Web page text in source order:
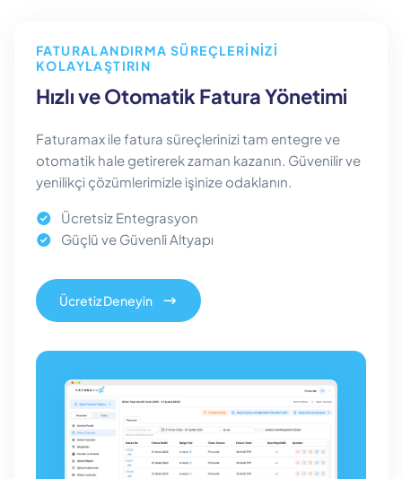
FATURALANDIRMA SÜREÇLERINIZI
KOLAYLAŞTIRIN
Hızlı ve Otomatik Fatura Yönetimi
Faturamax ile fatura süreçlerinizi tam entegre ve
otomatik hale getirerek zaman kazanın. Güvenilir ve
yenilikçi çözümlerimizle işinize odaklanın.
Ücretsiz Entegrasyon
Güçlü ve Güvenli Altyapı
Ücretiz Deneyin